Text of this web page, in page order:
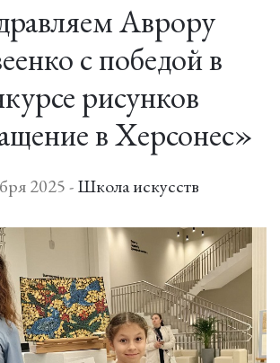
Аврору
с победой в
рисунков
в Херсонес»
2025 -Школа искусств